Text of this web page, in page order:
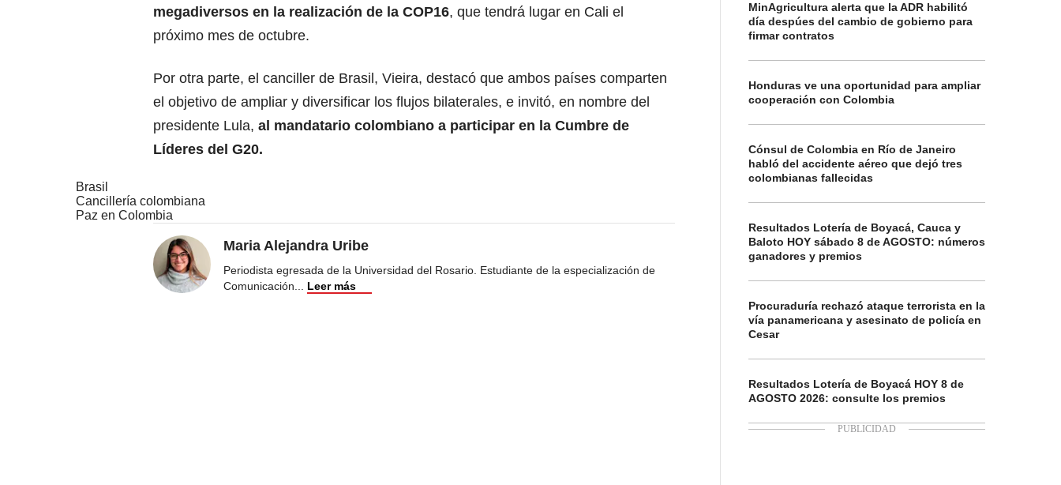
megadiversos en la realización de la COP16, que tendrá lugar en Cali el
próximo mes de octubre.
Por otra parte, el canciller de Brasil, Vieira, destacó que ambos países comparten
el objetivo de ampliar y diversificar los flujos bilaterales, e invitó, en nombre del
presidente Lula, al mandatario colombiano a participar en la Cumbre de
Líderes del G20.
Brasil
Cancillería colombiana
Paz en Colombia
Maria Alejandra Uribe
Periodista egresada de la Universidad del Rosario. Estudiante de la especialización de
Comunicación... Leer más
MinAgricultura alerta que la ADR habilitó
día despúes del cambio de gobierno para
firmar contratos
Honduras ve una oportunidad para ampliar
cooperación con Colombia
Cónsul de Colombia en Río de Janeiro
habló del accidente aéreo que dejó tres
colombianas fallecidas
Resultados Lotería de Boyacá, Cauca y
Baloto HOY sábado 8 de AGOSTO: números
ganadores y premios
Procuraduría rechazó ataque terrorista en la
vía panamericana y asesinato de policía en
Cesar
Resultados Lotería de Boyacá HOY 8 de
AGOSTO 2026: consulte los premios